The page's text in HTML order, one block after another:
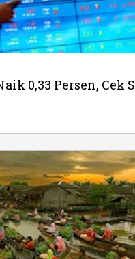
0,33 Persen, Cek